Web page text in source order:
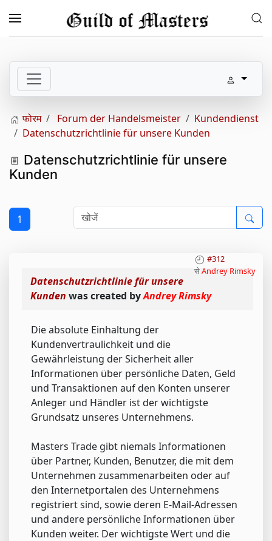
Skip to main content
फोरम Forum der Handelsmeister
Kundendienst
Datenschutzrichtlinie für unsere Kunden
Datenschutzrichtlinie für unsere
Kunden
1
#312
सेAndrey Rimsky
Datenschutzrichtlinie für unsere
Kunden was created byAndrey Rimsky
Die absolute Einhaltung der
Kundenvertraulichkeit und die
Gewährleistung der Sicherheit aller
Informationen über persönliche Daten, Geld
und Transaktionen auf den Konten unserer
Anleger und Händler ist der wichtigste
Grundsatz unseres Unternehmens.
Masters Trade gibt niemals Informationen
über Partner, Kunden, Benutzer, die mit dem
Unternehmen zusammenarbeiten oder auf
den Internetportalen des Unternehmens
registriert sind, sowie deren E-Mail-Adressen
und andere persönliche Informationen über
Kunden weiter. Der wichtigste Wert und die